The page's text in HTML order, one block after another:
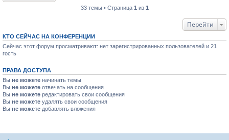
33 темы • Страница 1 из 1
Перейти
КТО СЕЙЧАС НА КОНФЕРЕНЦИИ
Сейчас этот форум просматривают: нет зарегистрированных пользователей и 21
гость
ПРАВА ДОСТУПА
Вы не можете начинать темы
Вы не можете отвечать на сообщения
Вы не можете редактировать свои сообщения
Вы не можете удалять свои сообщения
Вы не можете добавлять вложения